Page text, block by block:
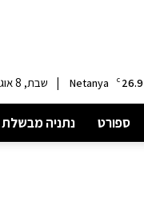
26.9
C
Netanya
| שבת, 8 אוגוסט, 2026
ספורט נתניה מבשלת